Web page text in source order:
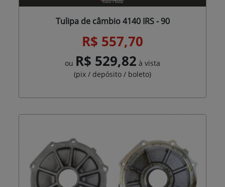
Tulipa de câmbio 4140 IRS - 90
R$ 557,70
ou R$ 529,82 à vista
(pix / depósito / boleto)